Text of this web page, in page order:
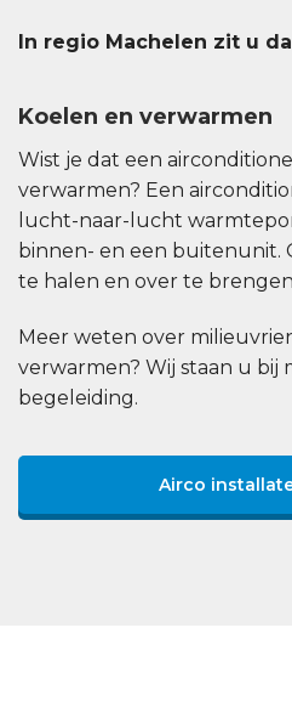
In regio Machelen zit u
Koelen en verwarmen
Wist je dat een
verwarmen? Een
lucht-naar-lucht
binnen- en een buitenunit.
te halen en over te
Meer weten over
verwarmen? Wij staan u bij
begeleiding.
Airco